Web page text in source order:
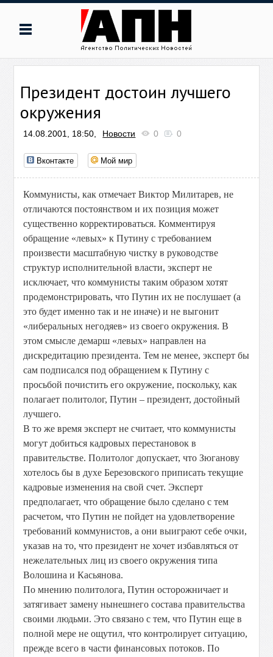
Президент достоин лучшего
окружения
14.08.2001, 18:50, Новости 0 0
Вконтакте Мой мир
Коммунисты, как отмечает Виктор Милитарев, не
отличаются постоянством и их позиция может
существенно корректироваться. Комментируя
обращение «левых» к Путину с требованием
произвести масштабную чистку в руководстве
структур исполнительной власти, эксперт не
исключает, что коммунисты таким образом хотят
продемонстрировать, что Путин их не послушает (а
это будет именно так и не иначе) и не выгонит
«либеральных негодяев» из своего окружения. В
этом смысле демарш «левых» направлен на
дискредитацию президента. Тем не менее, эксперт бы
сам подписался под обращением к Путину с
просьбой почистить его окружение, поскольку, как
полагает политолог, Путин – президент, достойный
лучшего.
В то же время эксперт не считает, что коммунисты
могут добиться кадровых перестановок в
правительстве. Политолог допускает, что Зюганову
хотелось бы в духе Березовского приписать текущие
кадровые изменения на свой счет. Эксперт
предполагает, что обращение было сделано с тем
расчетом, что Путин не пойдет на удовлетворение
требований коммунистов, а они выиграют себе очки,
указав на то, что президент не хочет избавляться от
нежелательных лиц из своего окружения типа
Волошина и Касьянова.
По мнению политолога, Путин осторожничает и
затягивает замену нынешнего состава правительства
своими людьми. Это связано с тем, что Путин еще в
полной мере не ощутил, что контролирует ситуацию,
прежде всего в части финансовых потоков. По